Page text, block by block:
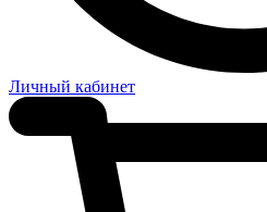
Личный кабинет